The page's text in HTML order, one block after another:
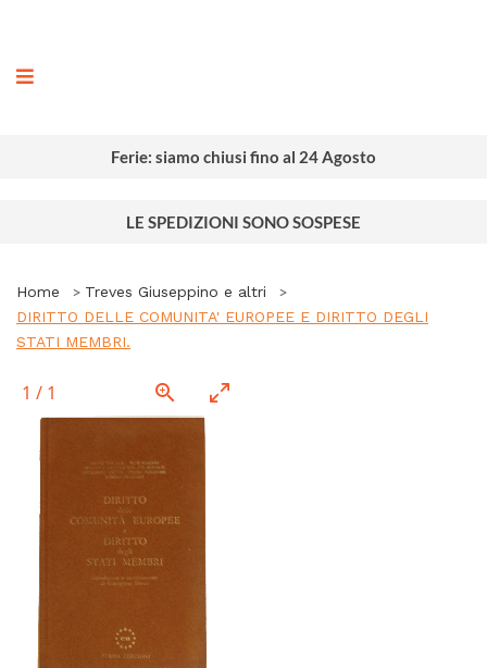
Ferie: siamo chiusi fino al 24 Agosto
LE SPEDIZIONI SONO SOSPESE
Home
Treves Giuseppino e altri
DIRITTO DELLE COMUNITA' EUROPEE E DIRITTO DEGLI
STATI MEMBRI.
1 / 1